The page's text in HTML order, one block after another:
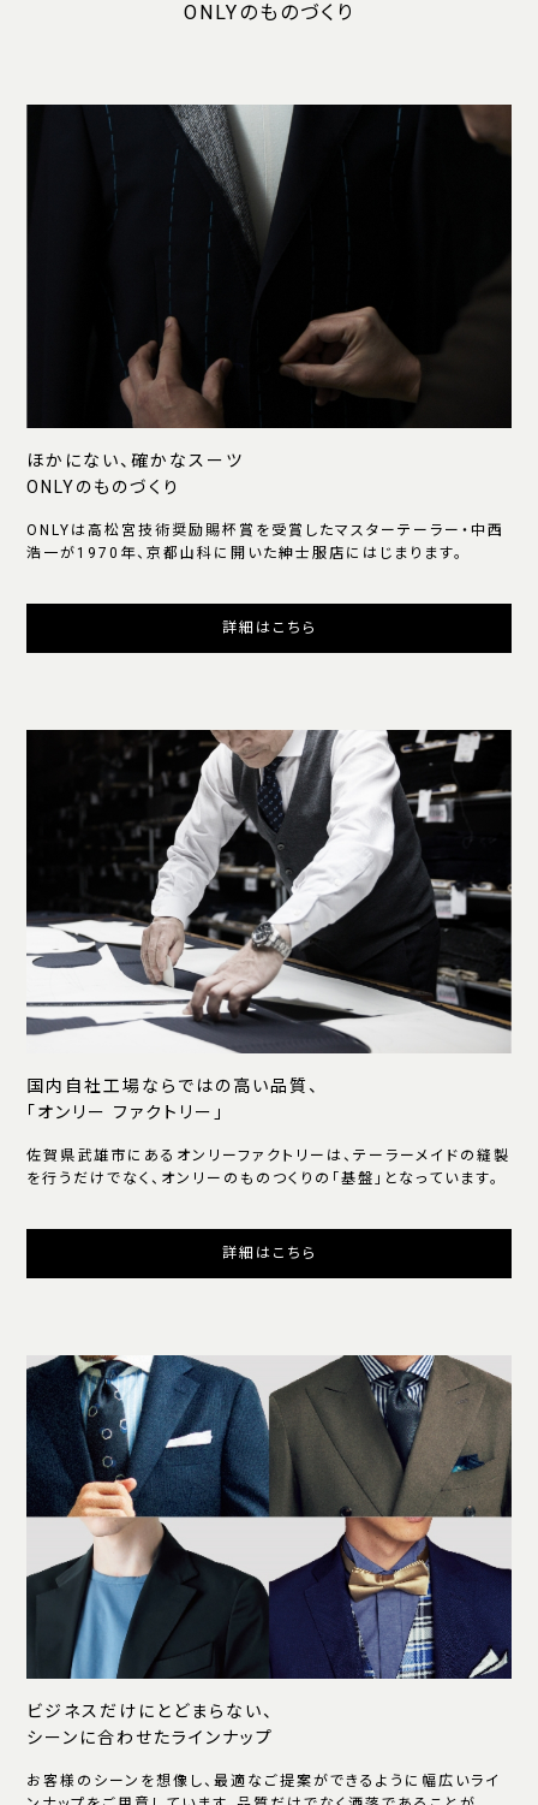
ONLYのものづくり
ほかにない、確かなスーツ
ONLYのものづくり
ONLYは高松宮技術奨励賜杯賞を受賞したマスターテーラー・中西
浩一が1970年、京都山科に開いた紳士服店にはじまります。
詳細はこちら
国内自社工場ならではの高い品質、
「オンリー ファクトリー」
佐賀県武雄市にあるオンリーファクトリーは、テーラーメイドの縫製
を行うだけでなく、オンリーのものつくりの「基盤」となっています。
詳細はこちら
ビジネスだけにとどまらない、
シーンに合わせたラインナップ
お客様のシーンを想像し、最適なご提案ができるように幅広いライ